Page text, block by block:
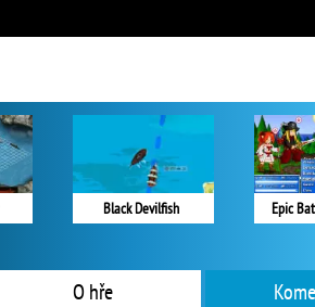
Black Devilfish Epic
O hře